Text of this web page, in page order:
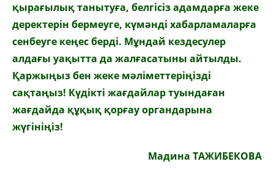
қырағылықтанытуға, белгісізадамдарға жеке
деректерін бермеуге, күмәнді хабарламаларға
сенбеуге кеңесберді. Мұндай кездесулер
алдағы уақытта да жалғасатыны айтылды.
Қаржыңыз бен жеке мәліметтеріңізді
сақтаңыз! Күдікті жағдайлар туындаған
жағдайда құқық қорғау органдарына
жүгініңіз!
Мадина ТАЖИБЕКОВА